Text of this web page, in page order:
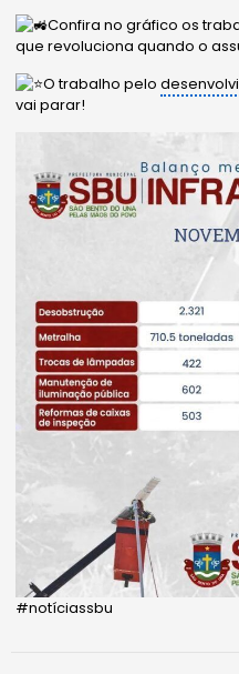
Confira no gráfico os
que revoluciona quando o
O trabalho pelo
vai parar!
#notíciassbu